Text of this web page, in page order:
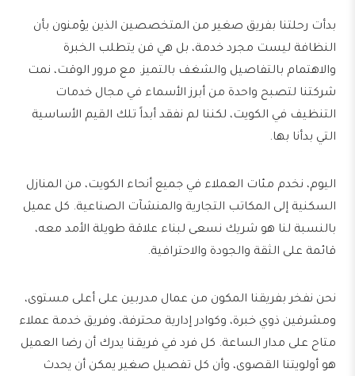
بدأت رحلتنا بفريق صغير من المتخصصين الذين يؤمنون بأن
النظافة ليست مجرد خدمة، بل هي فن يتطلب الخبرة
والاهتمام بالتفاصيل والشغف بالتميز. مع مرور الوقت، نمت
شركتنا لتصبح واحدة من أبرز الأسماء في مجال خدمات
التنظيف في الكويت، لكننا لم نفقد أبداً تلك القيم الأساسية
التي بدأنا بها.
اليوم، نخدم مئات العملاء في جميع أنحاء الكويت، من المنازل
السكنية إلى المكاتب التجارية والمنشآت الصناعية. كل عميل
بالنسبة لنا هو شريك نسعى لبناء علاقة طويلة الأمد معه،
قائمة على الثقة والجودة والاحترافية.
نحن نفخر بفريقنا المكون من عمال مدربين على أعلى مستوى،
ومشرفين ذوي خبرة، وكوادر إدارية محترفة، وفريق خدمة عملاء
متاح على مدار الساعة. كل فرد في فريقنا يدرك أن رضا العميل
هو أولويتنا القصوى، وأن كل تفصيل صغير يمكن أن يحدث